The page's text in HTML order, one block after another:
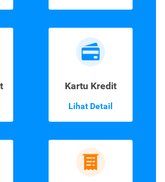
Kartu Kredit
Lihat Detail